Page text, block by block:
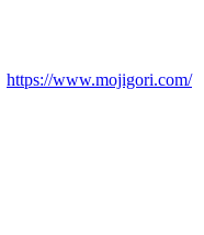
https://www.mojigori.com/